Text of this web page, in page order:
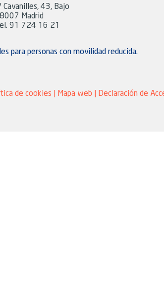
Cavanilles, 43, Bajo
Madrid
91 724 16 21
para personas con movilidad reducida.
de cookies | Mapa web | Declaración de